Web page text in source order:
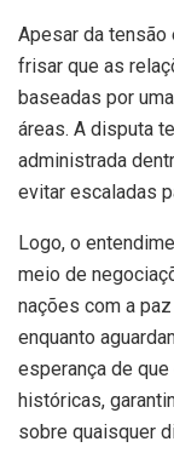
Apesar da tensão
frisar que as
baseadas por
áreas. A disputa
administrada
evitar escaladas
Logo, o
meio de
nações com a
enquanto
esperança de
históricas,
sobre quaisquer